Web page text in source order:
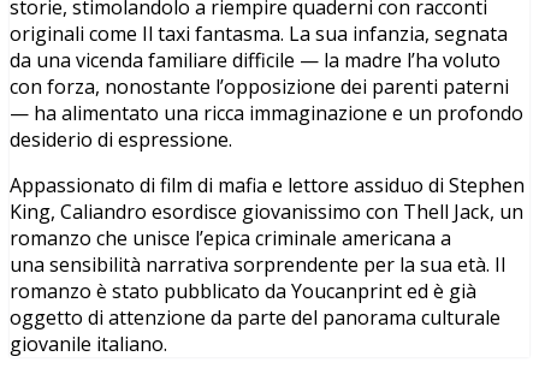
storie, stimolandolo a riempire quaderni con racconti
originali come Il taxi fantasma. La sua infanzia, segnata
da una vicenda familiare difficile — la madre l’ha voluto
con forza, nonostante l’opposizione dei parenti paterni
— ha alimentato una ricca immaginazione e un profondo
desiderio di espressione.
Appassionato di film di mafia e lettore assiduo di Stephen
King, Caliandro esordisce giovanissimo con Thell Jack, un
romanzo che unisce l’epica criminale americana a
una sensibilità narrativa sorprendente per la sua età. Il
romanzo è stato pubblicato da Youcanprint ed è già
oggetto di attenzione da parte del panorama culturale
giovanile italiano.